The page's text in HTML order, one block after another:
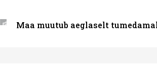
Maa muutub aeglaselt